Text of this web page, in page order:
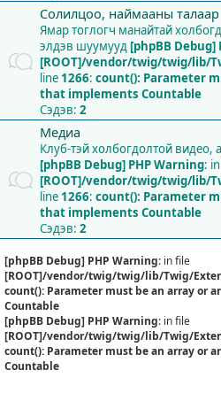
Солилцоо, наймааны талаар
Ямар тоглогч манайтай
элдэв шуумууд [phpBB Debug]
[ROOT]/vendor/twig/twig/lib/
line 1266: count(): Parameter
that implements Countable
Сэдэв: 2
Медиа
Клуб-тэй холбогдолтой видео,
[phpBB Debug] PHP Warning:
[ROOT]/vendor/twig/twig/lib/
line 1266: count(): Parameter
that implements Countable
Сэдэв: 2
[phpBB Debug] PHP Warning: in file
[ROOT]/vendor/twig/twig/lib/Twig/
count(): Parameter must be an array or
Countable
[phpBB Debug] PHP Warning: in file
[ROOT]/vendor/twig/twig/lib/Twig/
count(): Parameter must be an array or
Countable